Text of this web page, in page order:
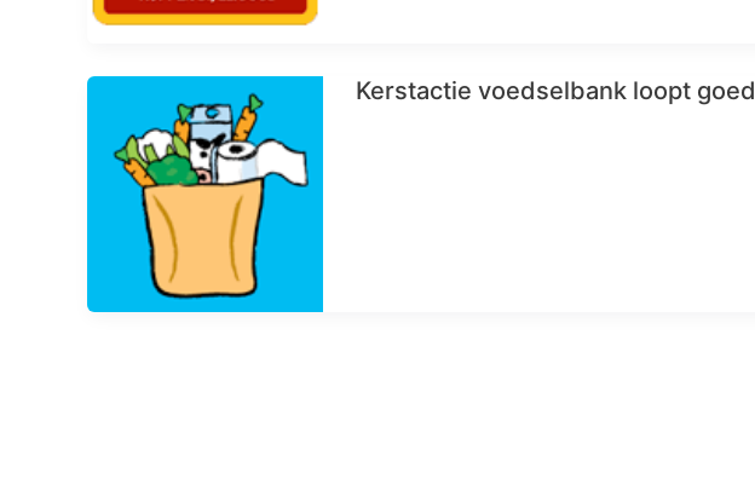
Kerstactie voedselbank loopt goed